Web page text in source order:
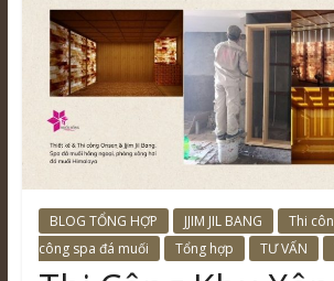
BLOG TỔNG HỢP JJIM JIL BANG Thi
công spa đá muối
Tổng hợp TƯ VẤN